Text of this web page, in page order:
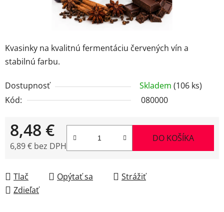
Kvasinky na kvalitnú fermentáciu červených vín a
stabilnú farbu.
Dostupnosť Skladem (106 ks)
Kód:
080000
8,48 €
6,89 € bez DPH
DO KOŠÍKA
Tlač Opýtať sa
Strážiť
Zdieľať